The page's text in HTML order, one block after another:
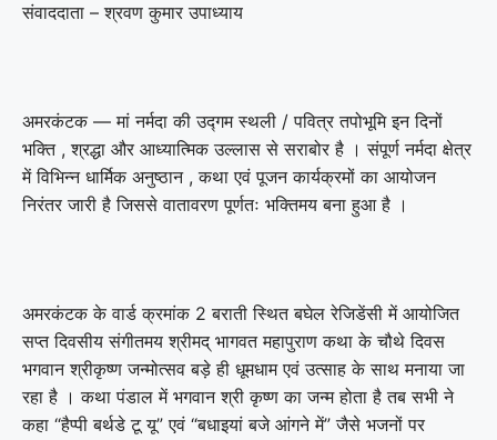
संवाददाता – श्रवण कुमार उपाध्याय
अमरकंटक — मां नर्मदा की उद्गम स्थली / पवित्र तपोभूमि इन दिनों
भक्ति , श्रद्धा और आध्यात्मिक उल्लास से सराबोर है । संपूर्ण नर्मदा क्षेत्र
में विभिन्न धार्मिक अनुष्ठान , कथा एवं पूजन कार्यक्रमों का आयोजन
निरंतर जारी है जिससे वातावरण पूर्णतः भक्तिमय बना हुआ है ।
अमरकंटक के वार्ड क्रमांक 2 बराती स्थित बघेल रेजिडेंसी में आयोजित
सप्त दिवसीय संगीतमय श्रीमद् भागवत महापुराण कथा के चौथे दिवस
भगवान श्रीकृष्ण जन्मोत्सव बड़े ही धूमधाम एवं उत्साह के साथ मनाया जा
रहा है । कथा पंडाल में भगवान श्री कृष्ण का जन्म होता है तब सभी ने
कहा “हैप्पी बर्थडे टू यू” एवं “बधाइयां बजे आंगने में” जैसे भजनों पर